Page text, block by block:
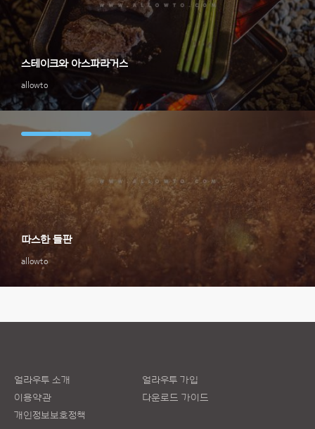
allowto
스테이크와 아스파라거스
allowto
따스한 들판
얼라우투 소개
이용약관
개인정보보호정책
얼라우투 가입
다운로드 가이드